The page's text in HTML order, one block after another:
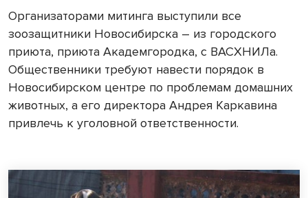
Организаторами митинга выступили все
зоозащитники Новосибирска – из городского
приюта, приюта Академгородка, с ВАСХНИЛа.
Общественники требуют навести порядок в
Новосибирском центре по проблемам домашних
животных, а его директора Андрея Каркавина
привлечь к уголовной ответственности.